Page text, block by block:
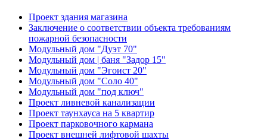
Проект здания магазина
Заключение о соответствии объекта требованиям
пожарной безопасности
Модульный дом "Дуэт 70"
Модульный дом | баня "Задор 15"
Модульный дом "Эгоист 20"
Модульный дом "Соло 40"
Модульный дом "под ключ"
Проект ливневой канализации
Проект таунхауса на 5 квартир
Проект парковочного кармана
Проект внешней лифтовой шахты